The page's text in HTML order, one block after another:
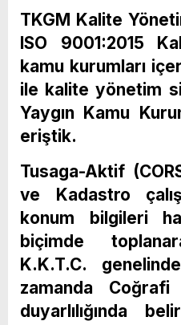
TKGM Kalite
ISO 9001:2015
kamu kurumları
ile kalite yönetim
Yaygın Kamu
eriştik.
Tusaga-Aktif
ve Kadastro
konum bilgileri
biçimde
K.K.T.C.
zamanda
duyarlılığında